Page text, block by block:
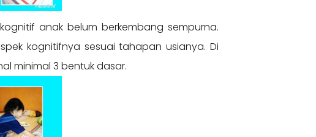
anak belum berkembang sempurna.
kognitifnya sesuai tahapan usianya. Di
minimal 3 bentuk dasar.